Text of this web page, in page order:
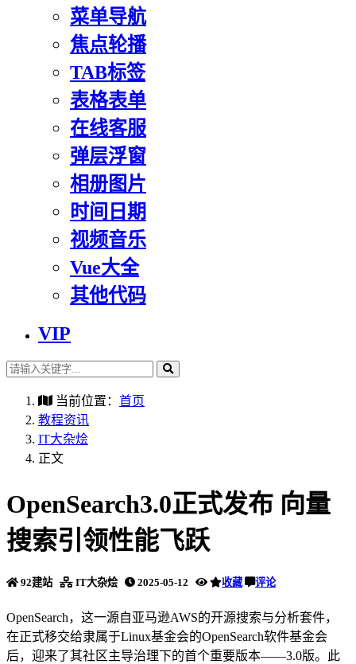
菜单导航
焦点轮播
TAB标签
表格表单
在线客服
弹层浮窗
相册图片
时间日期
视频音乐
Vue大全
其他代码
VIP
当前位置： 首页
教程资讯
IT大杂烩
正文
OpenSearch3.0正式发布 向量
搜索引领性能飞跃
92建站 IT大杂烩 2025-05-12 收藏 评论
OpenSearch，这一源自亚马逊AWS的开源搜索与分析套件，
在正式移交给隶属于Linux基金会的OpenSearch软件基金会
后，迎来了其社区主导治理下的首个重要版本——3.0版。此